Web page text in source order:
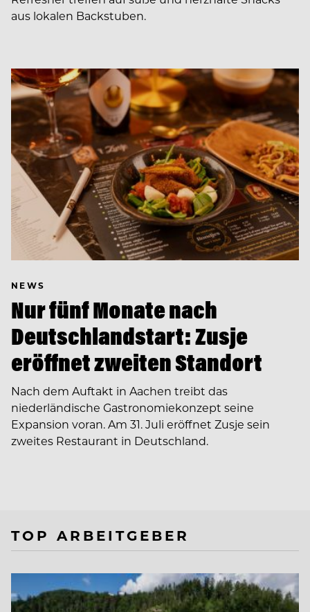
aus lokalen Backstuben.
NEWS
Nur fünf Monate nach
Deutschlandstart: Zusje
eröffnet zweiten Standort
Nach dem Auftakt in Aachen treibt das
niederländische Gastronomiekonzept seine
Expansion voran. Am 31. Juli eröffnet Zusje sein
zweites Restaurant in Deutschland.
TOP ARBEITGEBER